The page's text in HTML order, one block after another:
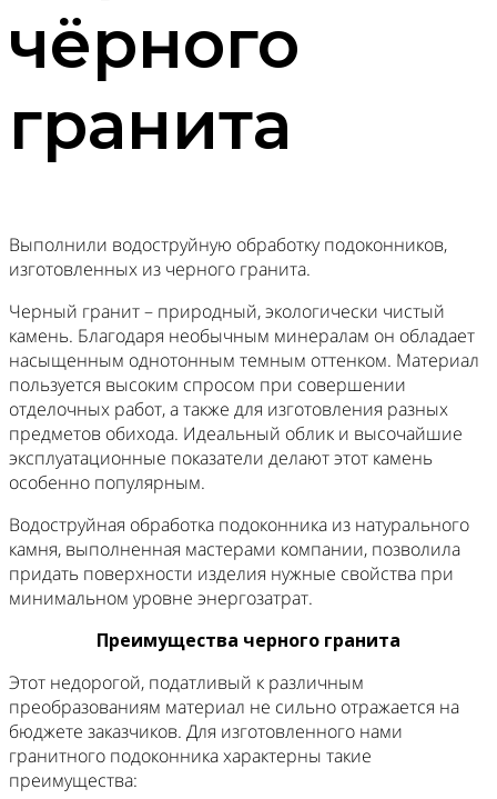
чёрного
гранита
Выполнили водоструйную обработку подоконников,
изготовленных из черного гранита.
Черный гранит – природный, экологически чистый
камень. Благодаря необычным минералам он обладает
насыщенным однотонным темным оттенком. Материал
пользуется высоким спросом при совершении
отделочных работ, а также для изготовления разных
предметов обихода. Идеальный облик и высочайшие
эксплуатационные показатели делают этот камень
особенно популярным.
Водоструйная обработка подоконника из натурального
камня, выполненная мастерами компании, позволила
придать поверхности изделия нужные свойства при
минимальном уровне энергозатрат.
Преимущества черного гранита
Этот недорогой, податливый к различным
преобразованиям материал не сильно отражается на
бюджете заказчиков. Для изготовленного нами
гранитного подоконника характерны такие
преимущества: